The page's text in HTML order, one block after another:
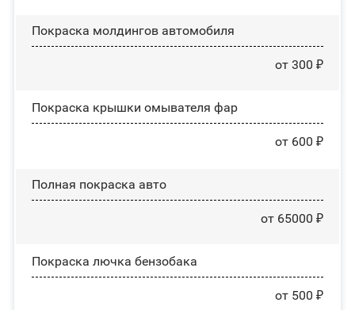
Покраска молдингов автомобиля
от 300 ₽
Покраска крышки омывателя фар
от 600 ₽
Полная покраска авто
от 65000 ₽
Покраска лючка бензобака
от 500 ₽